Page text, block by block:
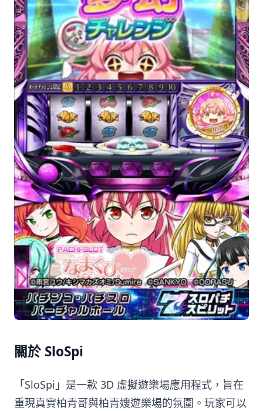
關於 SloSpi
「SloSpi」是一款 3D 虛擬遊樂場應用程式，旨在
重現真實柏青哥與柏青嫂遊樂場的氛圍。玩家可以